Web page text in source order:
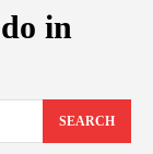
in
SEARCH